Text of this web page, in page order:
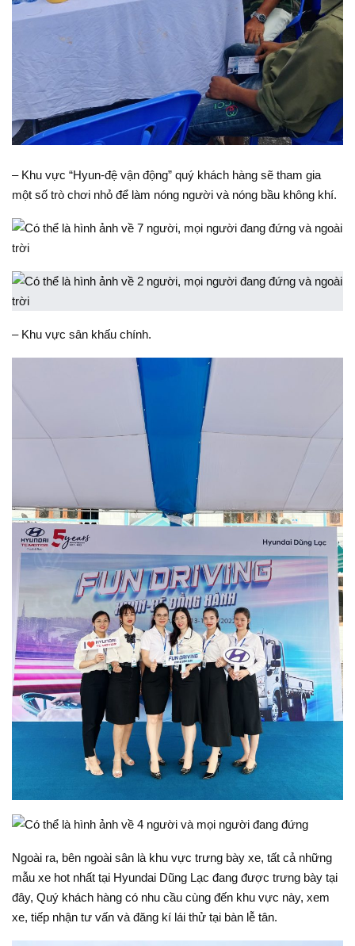
– Khu vực “Hyun-đệ vận động” quý khách hàng sẽ tham gia
một số trò chơi nhỏ để làm nóng người và nóng bầu không khí.
– Khu vực sân khấu chính.
Ngoài ra, bên ngoài sân là khu vực trưng bày xe, tất cả những
mẫu xe hot nhất tại Hyundai Dũng Lạc đang được trưng bày tại
đây, Quý khách hàng có nhu cầu cùng đến khu vực này, xem
xe, tiếp nhận tư vấn và đăng kí lái thử tại bàn lễ tân.